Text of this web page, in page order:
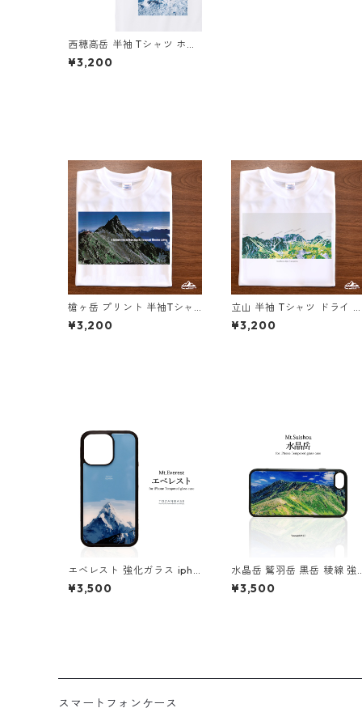
西穂高岳 半袖 Tシャツ ホワ
イト ドライ 吸水速乾 山 登
山 山Tシャツ 山のイラスト
¥3,200
槍ヶ岳 プリント 半袖Tシャ
ツ ドライ 吸水速乾 山 登山
ホワイト 白 スポーツ
¥3,200
立山 半袖 Tシャツ ドライ
水速乾 山 登山 アウトドア
山Tシャツ 山のイラスト（
¥3,200
エベレスト 強化ガラス ipho
ne スマホケース スマホカバ
ー登山 山 スマホカバー エヴ
¥3,500
水晶岳 鷲羽岳 黒岳 稜線 強
化ガラス iphone スマホケ
ス スマホカバーアウトドア
¥3,500
スマートフォンケース